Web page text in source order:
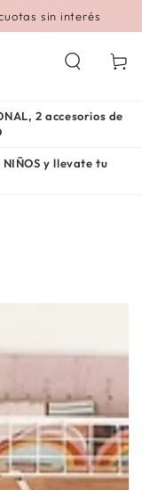
sin interés
Carrito
2 accesorios de
y llevate tu